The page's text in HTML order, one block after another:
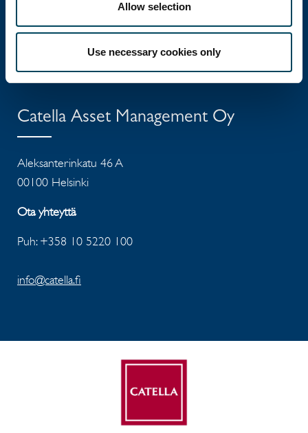
Allow selection
Use necessary cookies only
Puh: +358 10 5220 100
Catella Asset Management Oy
Aleksanterinkatu 46 A
00100 Helsinki
Ota yhteyttä
Puh: +358 10 5220 100
info@catella.fi